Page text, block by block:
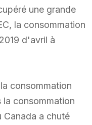
une grande
la consommation
d'avril à
consommation
consommation
Canada a chuté